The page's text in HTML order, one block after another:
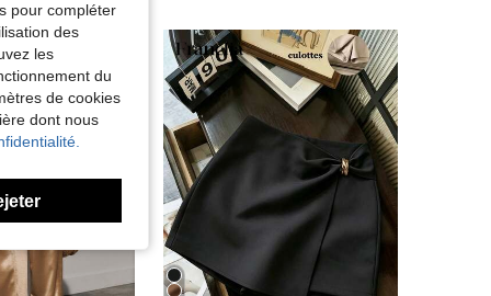
pour compléter
des
les
du
de cookies
dont nous